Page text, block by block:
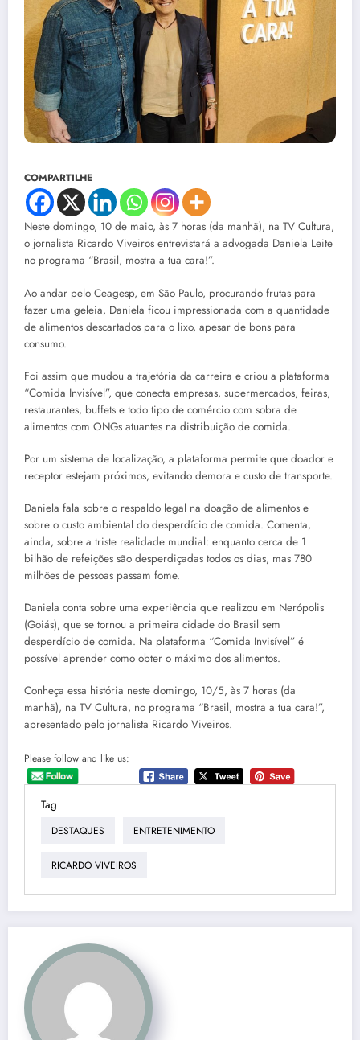
COMPARTILHE
Neste domingo, 10 de maio, às 7 horas (da manhã), na TV Cultura,
o jornalista Ricardo Viveiros entrevistará a advogada Daniela Leite
no programa “Brasil, mostra a tua cara!”.
Ao andar pelo Ceagesp, em São Paulo, procurando frutas para
fazer uma geleia, Daniela ficou impressionada com a quantidade
de alimentos descartados para o lixo, apesar de bons para
consumo.
Foi assim que mudou a trajetória da carreira e criou a plataforma
“Comida Invisível”, que conecta empresas, supermercados, feiras,
restaurantes, buffets e todo tipo de comércio com sobra de
alimentos com ONGs atuantes na distribuição de comida.
Por um sistema de localização, a plataforma permite que doador e
receptor estejam próximos, evitando demora e custo de transporte.
Daniela fala sobre o respaldo legal na doação de alimentos e
sobre o custo ambiental do desperdício de comida. Comenta,
ainda, sobre a triste realidade mundial: enquanto cerca de 1
bilhão de refeições são desperdiçadas todos os dias, mas 780
milhões de pessoas passam fome.
Daniela conta sobre uma experiência que realizou em Nerópolis
(Goiás), que se tornou a primeira cidade do Brasil sem
desperdício de comida. Na plataforma “Comida Invisível” é
possível aprender como obter o máximo dos alimentos.
Conheça essa história neste domingo, 10/5, às 7 horas (da
manhã), na TV Cultura, no programa “Brasil, mostra a tua cara!”,
apresentado pelo jornalista Ricardo Viveiros.
Please follow and like us:
Tag
DESTAQUES ENTRETENIMENTO
RICARDO VIVEIROS